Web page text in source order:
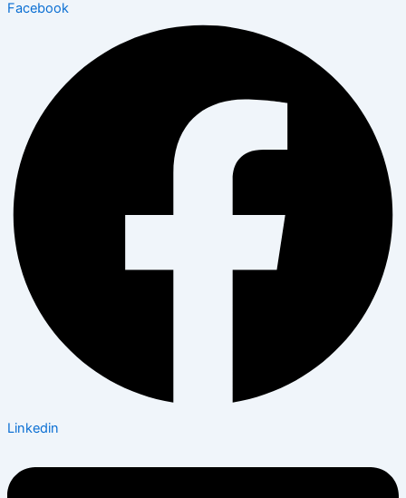
Facebook
Linkedin